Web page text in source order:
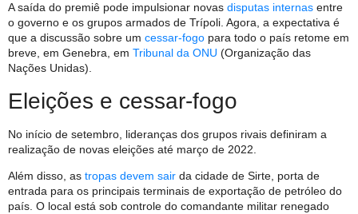
A saída do premiê pode impulsionar novas disputas internas entre
o governo e os grupos armados de Trípoli. Agora, a expectativa é
que a discussão sobre um cessar-fogo para todo o país retome em
breve, em Genebra, em Tribunal da ONU (Organização das
Nações Unidas).
Eleições e cessar-fogo
No início de setembro, lideranças dos grupos rivais definiram a
realização de novas eleições até março de 2022.
Além disso, as tropas devem sair da cidade de Sirte, porta de
entrada para os principais terminais de exportação de petróleo do
país. O local está sob controle do comandante militar renegado